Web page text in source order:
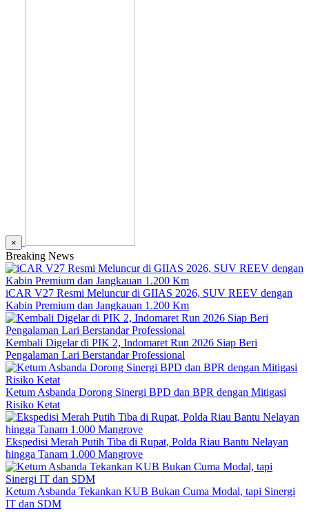
×
Breaking News
iCAR V27 Resmi Meluncur di GIIAS 2026, SUV REEV dengan
Kabin Premium dan Jangkauan 1.200 Km
Kembali Digelar di PIK 2, Indomaret Run 2026 Siap Beri
Pengalaman Lari Berstandar Professional
Ketum Asbanda Dorong Sinergi BPD dan BPR dengan Mitigasi
Risiko Ketat
Ekspedisi Merah Putih Tiba di Rupat, Polda Riau Bantu Nelayan
hingga Tanam 1.000 Mangrove
Ketum Asbanda Tekankan KUB Bukan Cuma Modal, tapi Sinergi
IT dan SDM